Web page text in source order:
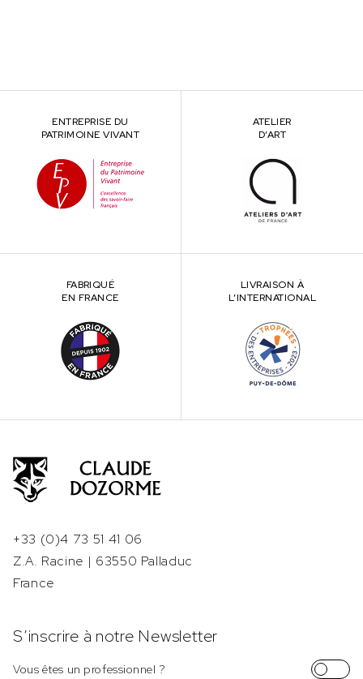
ENTREPRISE DU
PATRIMOINE VIVANT
ATELIER
D’ART
FABRIQUÉ
EN FRANCE
LIVRAISON À
L’INTERNATIONAL
+33 (0)4 73 51 41 06
Z.A. Racine | 63550 Palladuc
France
S’inscrire à notre Newsletter
Vous êtes un professionnel ?